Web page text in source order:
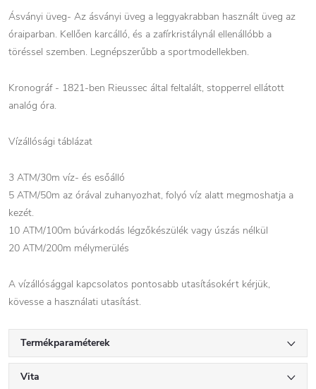
Ásványi üveg- Az ásványi üveg a leggyakrabban használt üveg az
óraiparban. Kellően karcálló, és a zafírkristálynál ellenállóbb a
töréssel szemben. Legnépszerűbb a sportmodellekben.
Kronográf - 1821-ben Rieussec által feltalált, stopperrel ellátott
analóg óra.
Vízállósági táblázat
3 ATM/30m víz- és esőálló
5 ATM/50m az órával zuhanyozhat, folyó víz alatt megmoshatja a
kezét.
10 ATM/100m búvárkodás légzőkészülék vagy úszás nélkül
20 ATM/200m mélymerülés
A vízállósággal kapcsolatos pontosabb utasításokért kérjük,
kövesse a használati utasítást.
Termékparaméterek
Vita